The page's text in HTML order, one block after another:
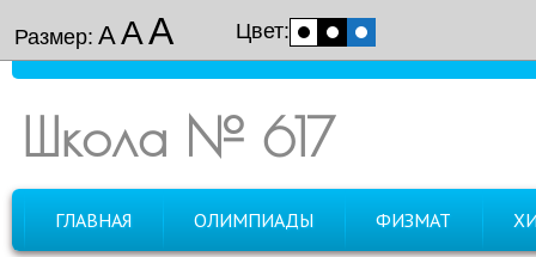
Размер: ААА Цвет:
Школа № 617
ГЛАВНАЯ ОЛИМПИАДЫ ФИЗМАТ